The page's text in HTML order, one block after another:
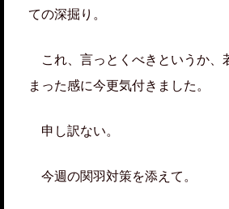
ての深掘り。
これ、言っとくべきというか、
まった感に今更気付きました。
申し訳ない。
今週の関羽対策を添えて。